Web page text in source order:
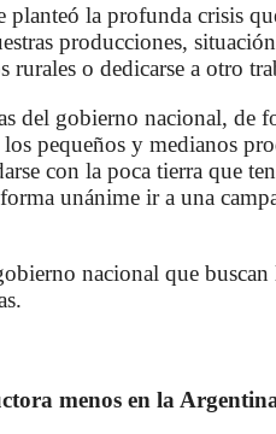
planteó la profunda crisis
producciones,
rurales o dedicarse a otro
del gobierno nacional, de
pequeños y medianos
con la poca tierra que
unánime ir a una
nacional que
menos en la